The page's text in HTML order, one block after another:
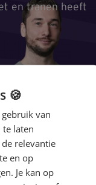
en tranen heeft
🍪
van
te laten
relevantie
en op
Je kan op